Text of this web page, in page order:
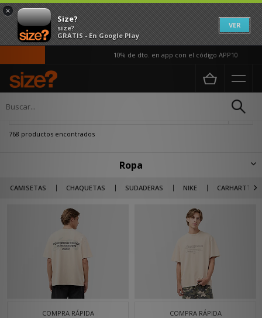
×
Size?
size?
GRATIS - En Google Play
VER
10% de dto. en app con el código APP10
Página principal
768 productos encontrados
Ropa
CAMISETAS CHAQUETAS SUDADERAS NIKE CARHARTT
Descubre nuestra colección completa de ropa y hazte con las últimas
novedades de las mejores marcas del streetwear: Carhartt WIP, The
que mejor encajen con tu estética, desde lo más vintage hasta lo más
técnico pasando por todo tipo de diseños y colores. No esperes más y
encuentra todo lo que necesitas para tus próximos looks.
COMPRA RÁPIDA COMPRA RÁPIDA